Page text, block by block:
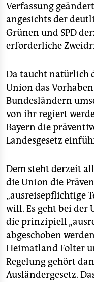
Verfassung
angesichts der
Grünen und SPD
erforderliche
Da taucht natürlich
Union das
Bundesländern
von ihr regiert
Bayern die
Landesgesetz
Dem steht derzeit
die Union die
„ausreisepflichtige
will. Es geht bei der
die prinzipiell
abgeschoben
Heimatland Folter
Regelung gehört
Ausländergesetz.